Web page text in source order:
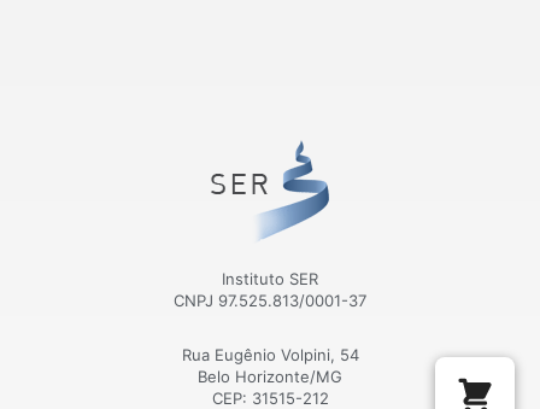
Instituto SER
CNPJ 97.525.813/0001-37
Rua Eugênio Volpini, 54
Belo Horizonte/MG
CEP: 31515-212